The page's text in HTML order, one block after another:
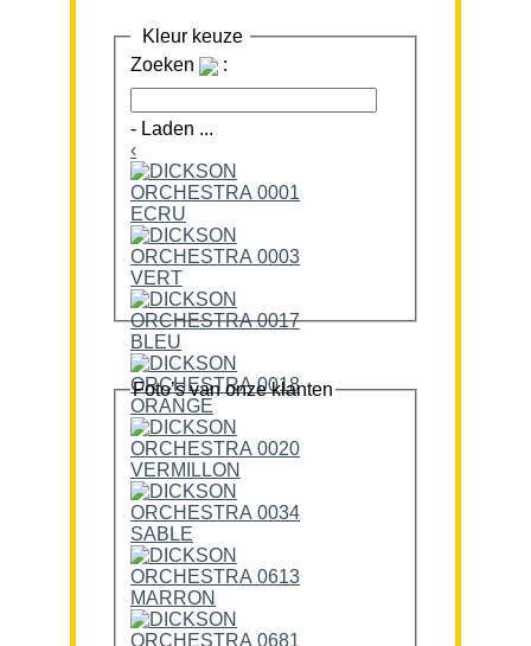
Kleur keuze
Zoeken
:
- Laden ...
‹
Foto’s van onze klanten